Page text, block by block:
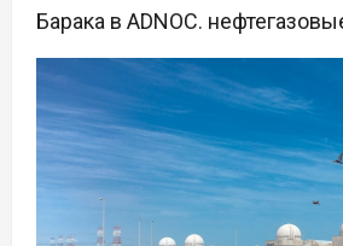
Барака в АDNOC.